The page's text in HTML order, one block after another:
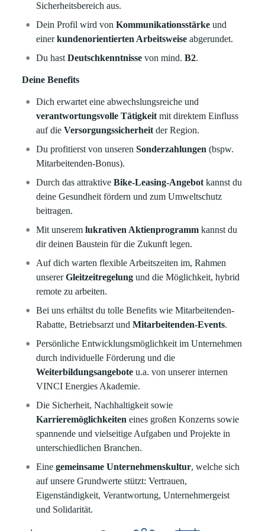
Sicherheitsbereich aus.
Dein Profil wird vonKommunikationsstärkeund
einerkundenorientierten Arbeitsweiseabgerundet.
Du hastDeutschkenntnissevon mind.B2.
Deine Benefits
Dich erwartet eine abwechslungsreiche und
verantwortungsvolle Tätigkeit mit direktem Einfluss
auf dieVersorgungssicherheitder Region.
Du profitierst von unserenSonderzahlungen(bspw.
Mitarbeitenden-Bonus).
Durch das attraktiveBike-Leasing-Angebot kannst du
deine Gesundheit fördern und zum Umweltschutz
beitragen.
Mit unseremlukrativen Aktienprogramm kannst du
dir deinen Baustein für die Zukunft legen.
Auf dich warten flexible Arbeitszeiten im, Rahmen
unsererGleitzeitregelungund die Möglichkeit, hybrid
remote zu arbeiten.
Bei uns erhältst du tolle Benefits wie Mitarbeitenden-
Rabatte, Betriebsarzt undMitarbeitenden-Events.
Persönliche Entwicklungsmöglichkeit im Unternehmen
durch individuelle Förderung und die
Weiterbildungsangeboteu.a. von unserer internen
VINCI Energies Akademie.
Die Sicherheit, Nachhaltigkeit sowie
Karrieremöglichkeiteneines großen Konzerns sowie
spannende und vielseitige Aufgaben und Projekte in
unterschiedlichen Branchen.
Eine gemeinsame Unternehmenskultur, welche sich
auf unsere Grundwerte stützt: Vertrauen,
Eigenständigkeit, Verantwortung, Unternehmergeist
und Solidarität.